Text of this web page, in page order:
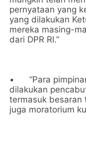
pernyataan yang
yang dilakukan
mereka masing-
dari DPR RI.”
•
“Para
dilakukan
termasuk besaran
juga moratorium